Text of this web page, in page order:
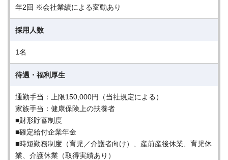
年2回 ※会社業績による変動あり
採用人数
1名
待遇・福利厚生
通勤手当：上限150,000円（当社規定による）
家族手当：健康保険上の扶養者
■財形貯蓄制度
■確定給付企業年金
■時短勤務制度（育児／介護者向け）、産前産後休業、育児休
業、介護休業（取得実績あり）